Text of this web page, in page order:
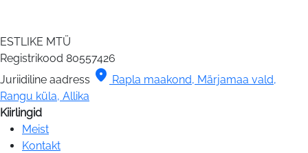
ESTLIKE MTÜ
Registrikood 80557426
Juriidiline aadress location_on Rapla maakond, Märjamaa vald,
Rangu küla, Allika
Kiirlingid
Meist
Kontakt